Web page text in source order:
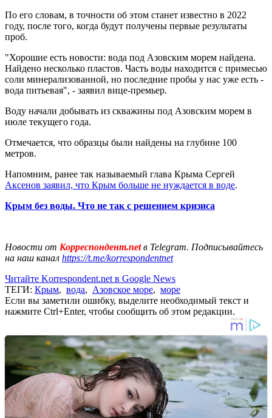
По его словам, в точности об этом станет известно в 2022
году, после того, когда будут получены первые результаты
проб.
"Хорошие есть новости: вода под Азовским морем найдена.
Найдено несколько пластов. Часть воды находится с примесью
соли минерализованной, но последние пробы у нас уже есть -
вода питьевая", - заявил вице-премьер.
Воду начали добывать из скважины под Азовским морем в
июле текущего года.
Отмечается, что образцы были найдены на глубине 100
метров.
Напомним, ранее так называемый глава Крыма Сергей
Аксенов заявил, что Крым больше не нуждается в воде.
Крым без воды. Что не так с решением кризиса
Новости от Корреспондент.netв Telegram. Подписывайтесь
на наш канал https://t.me/korrespondentnet
Читайте Korrespondent.net в Google News
ТЕГИ: Крым, вода, Азовское море, море
Если вы заметили ошибку, выделите необходимый текст и
нажмите Ctrl+Enter, чтобы сообщить об этом редакции.